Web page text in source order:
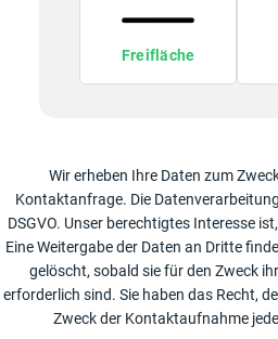
Freifläche
Wir erheben Ihre Daten zum
Kontaktanfrage. Die
DSGVO. Unser berechtigtes Interesse
Eine Weitergabe der Daten an Dritte
gelöscht, sobald sie für den Zweck
erforderlich sind. Sie haben das Recht,
Zweck der Kontaktaufnahme